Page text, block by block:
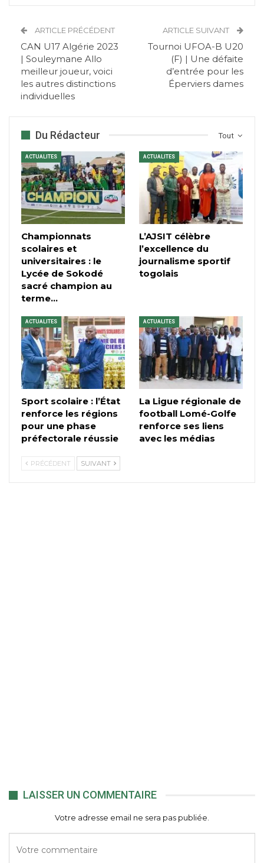
ARTICLE PRÉCÉDENT
CAN U17 Algérie 2023
| Souleymane Allo
meilleur joueur, voici
les autres distinctions
individuelles
ARTICLE SUIVANT
Tournoi UFOA-B U20
(F) | Une défaite
d’entrée pour les
Éperviers dames
Tout
Du Rédacteur
ACTUALITES
Championnats
scolaires et
universitaires : le
Lycée de Sokodé
sacré champion au
terme…
ACTUALITES
L’AJSIT célèbre
l’excellence du
journalisme sportif
togolais
ACTUALITES
Sport scolaire : l’État
renforce les régions
pour une phase
préfectorale réussie
ACTUALITES
La Ligue régionale de
football Lomé-Golfe
renforce ses liens
avec les médias
PRÉCÉDENT SUIVANT
LAISSER UN COMMENTAIRE
Votre adresse email ne sera pas publiée.